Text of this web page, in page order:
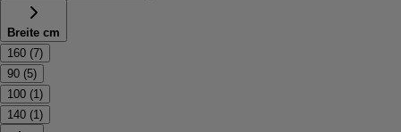
Breite cm
160 (7)
90 (5)
100 (1)
140 (1)